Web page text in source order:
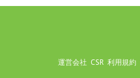
運営会社 CSR 利用規約